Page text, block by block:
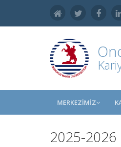
MERKEZİMİZ
2025-2026